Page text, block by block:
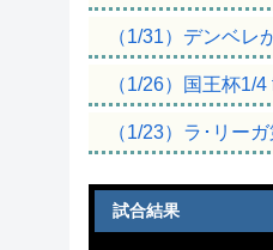
（1/31）デンベ
（1/26）国王杯1/
（1/23）ラ･リー
試合結果